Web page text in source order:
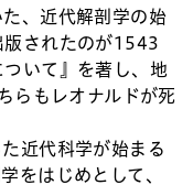
、近代解剖学の始
版されたのが1543
いて』を著し、地
らもレオナルドが死
近代科学が始まる
をはじめとして、